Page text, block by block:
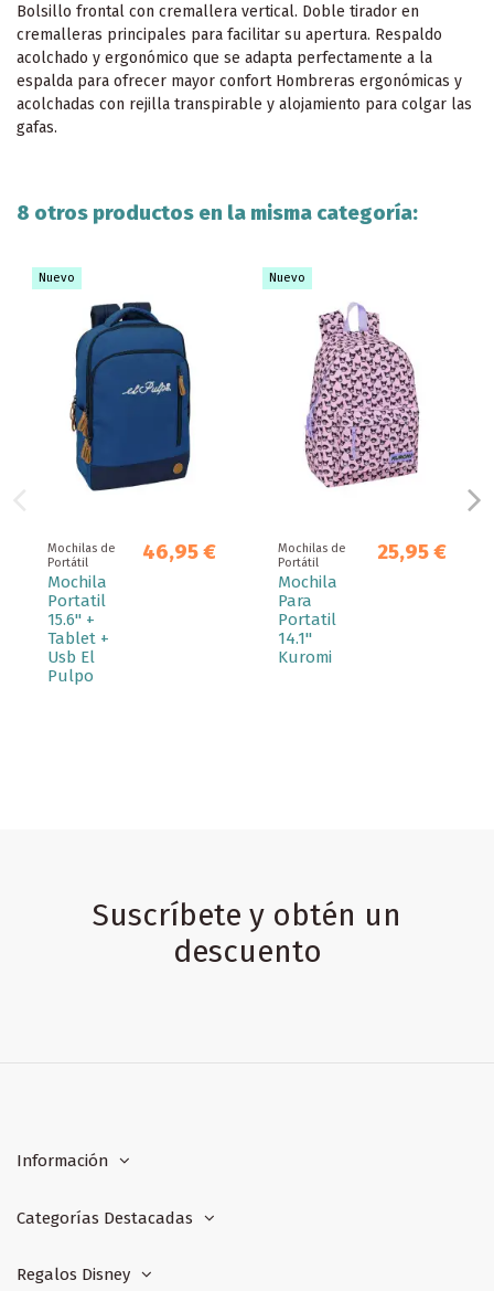
Bolsillo frontal con cremallera vertical. Doble tirador en
cremalleras principales para facilitar su apertura. Respaldo
acolchado y ergonómico que se adapta perfectamente a la
espalda para ofrecer mayor confort Hombreras ergonómicas y
acolchadas con rejilla transpirable y alojamiento para colgar las
gafas.
8 otros productos en la misma categoría:
Nuevo
Mochilas de
Portátil
Mochila
Portatil
15.6" +
Tablet +
Usb El
Pulpo
46,95 €
Nuevo
Mochilas de
Portátil
Mochila
Para
Portatil
14.1''
Kuromi
25,95 €
Suscríbete y obtén un
descuento
Información
Categorías Destacadas
Regalos Disney